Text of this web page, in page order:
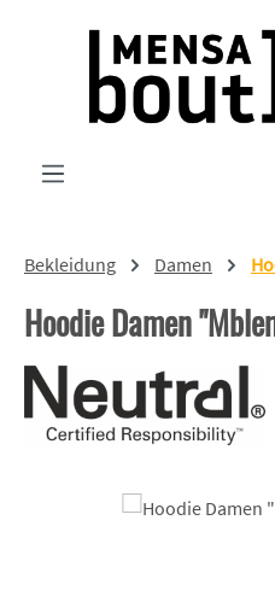
Zum Hauptinhalt springen
Bekleidung Damen
Hoodie Damen
Bildergalerie überspringen